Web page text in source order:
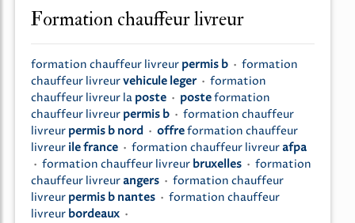
formation chauffeur livreur
formation chauffeur livreur permis b • formation
chauffeur livreurvehicule leger • formation
chauffeur livreur la poste • posteformation
chauffeur livreur permis b • formation chauffeur
livreur permis b nord • offreformation chauffeur
livreur ile france • formation chauffeur livreurafpa
• formation chauffeur livreur bruxelles • formation
chauffeur livreurangers • formation chauffeur
livreur permis b nantes • formation chauffeur
livreur bordeaux •